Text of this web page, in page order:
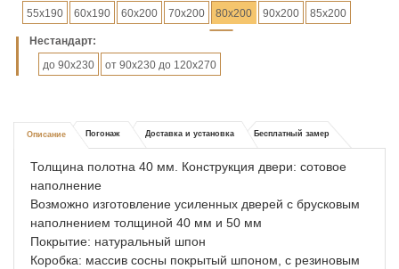
55х190 60х190 60х200 70х200 80х200 90х200 85х200
Hестандарт:
до 90х230
от 90х230 до 120х270
Описание Погонаж Доставка и установка Бесплатный замер
Толщина полотна 40 мм. Конструкция двери: сотовое
наполнение
Возможно изготовление усиленных дверей с брусковым
наполнением толщиной 40 мм и 50 мм
Покрытие: натуральный шпон
Коробка: массив сосны покрытый шпоном, с резиновым